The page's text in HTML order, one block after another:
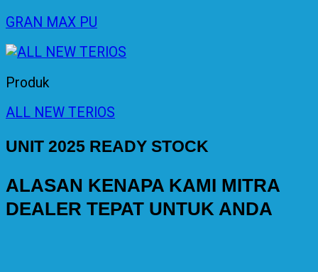
GRAN MAX PU
Produk
ALL NEW TERIOS
UNIT 2025 READY STOCK
ALASAN KENAPA KAMI MITRA
DEALER TEPAT UNTUK ANDA